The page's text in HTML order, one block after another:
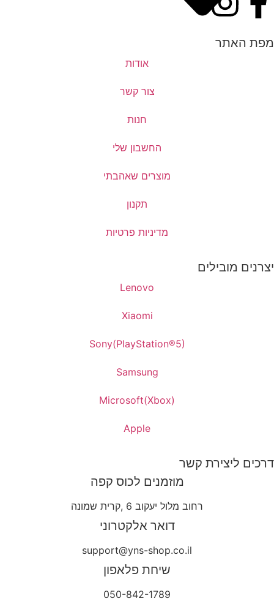
מפת האתר
אודות
צור קשר
חנות
החשבון שלי
מוצרים שאהבתי
תקנון
מדיניות פרטיות
יצרנים מובילים
Lenovo
Xiaomi
Sony(PlayStation®5)
Samsung
Microsoft(Xbox)
Apple
דרכים ליצירת קשר
מוזמנים לכוס קפה
רחוב מלול יעקוב 6 ,קרית שמונה
דואר אלקטרוני
support@yns-shop.co.il
שיחת פלאפון
050-842-1789